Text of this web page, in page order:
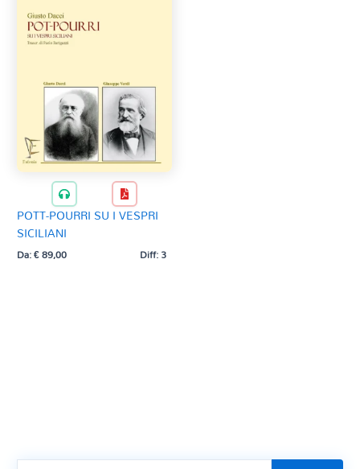
QR base
QR esecuzione
Trascrizioni e Arrangiamenti
POTT-POURRI SU I VESPRI
SICILIANI
Da:€89,00 Diff: 3